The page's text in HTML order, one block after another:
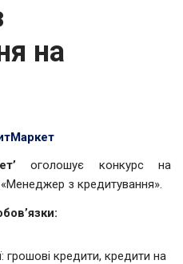
на
оголошує конкурс на
з кредитування».
грошові кредити, кредити на